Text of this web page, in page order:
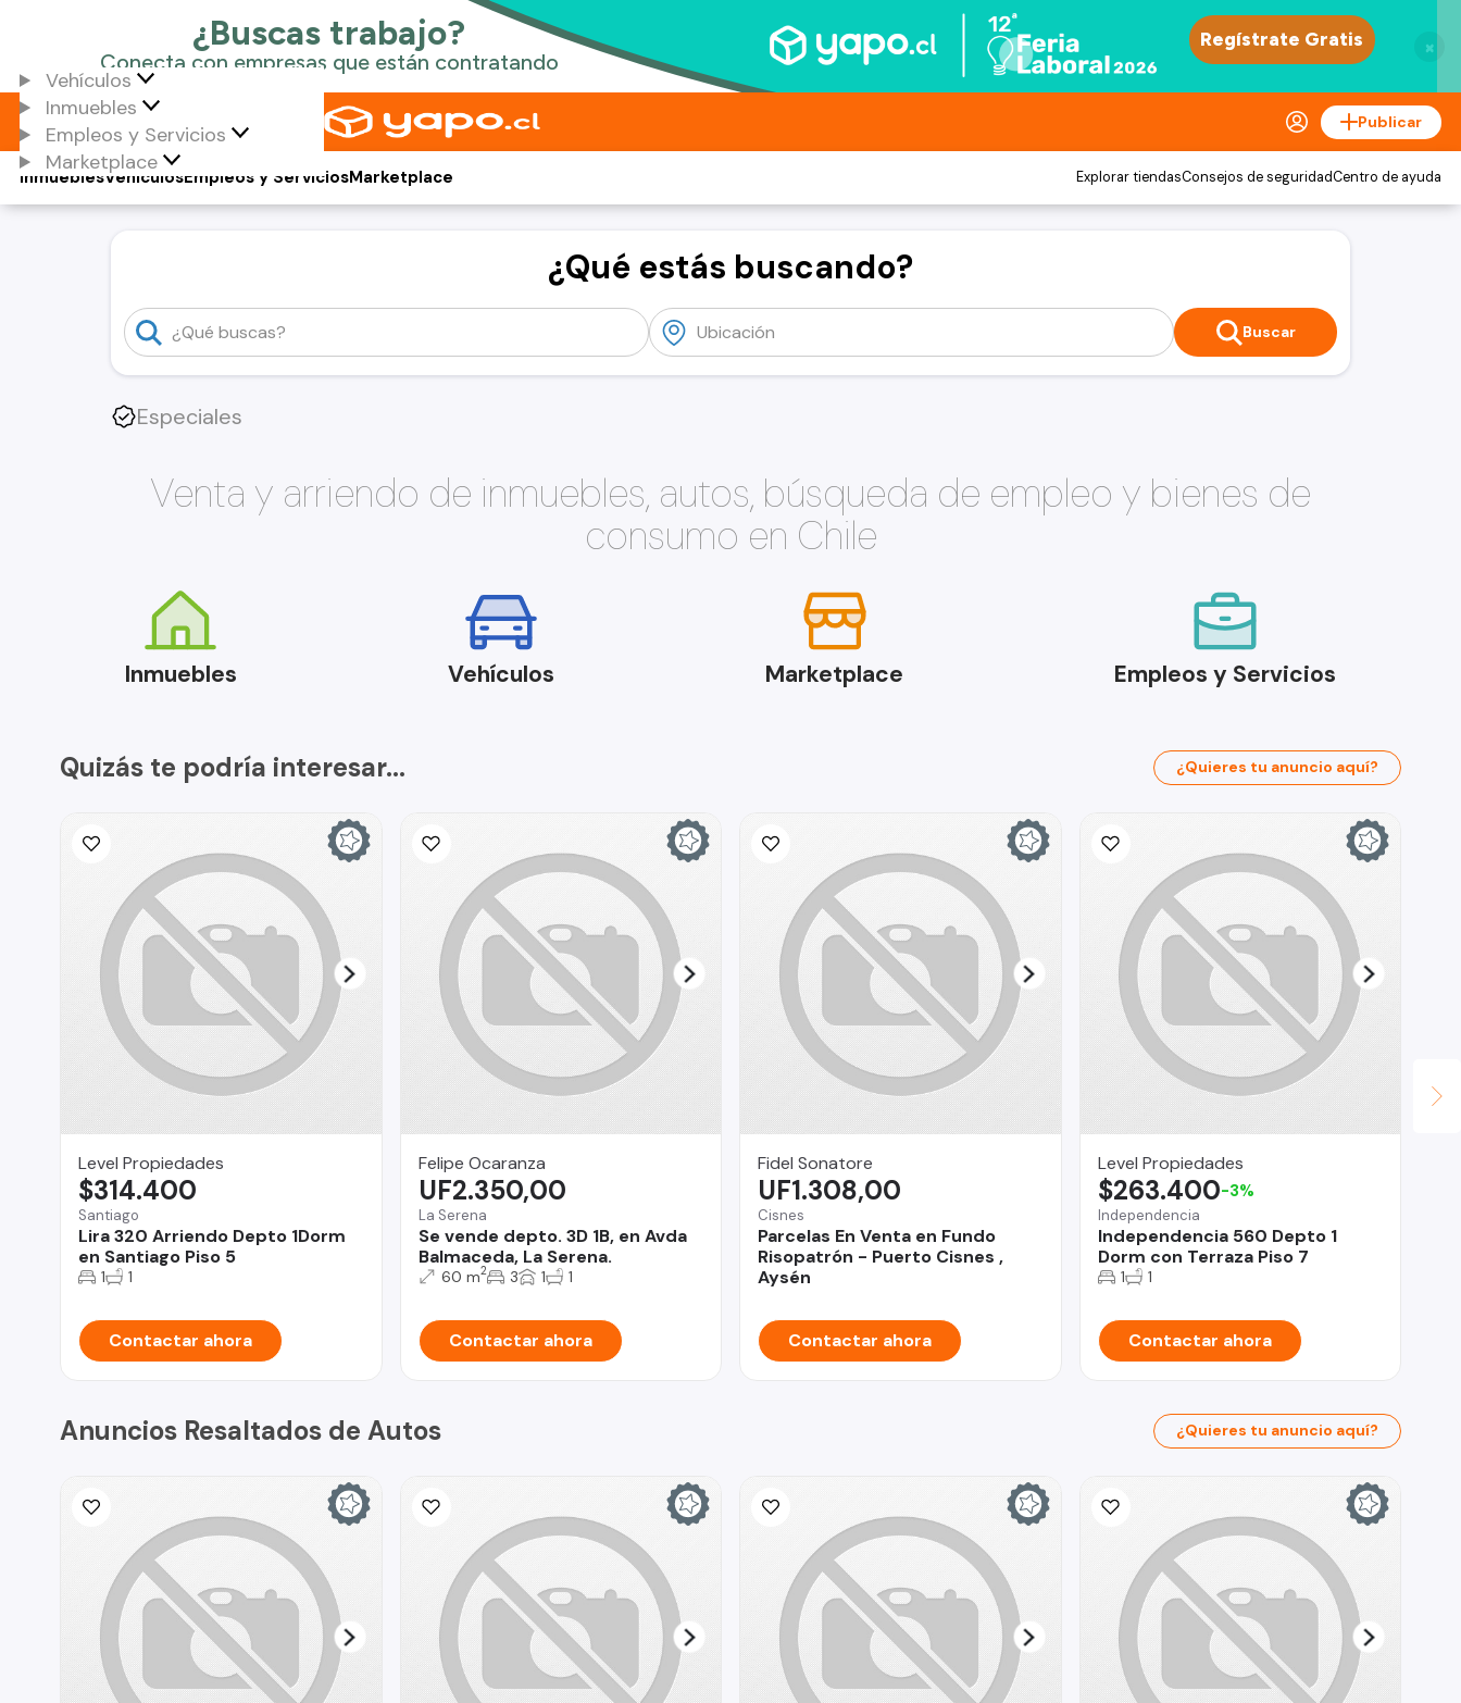
×
Vehículos
Inmuebles
Empleos y Servicios
Marketplace
Publicar
Vehículos
Inmuebles Empleos y ServiciosMarketplace Explorar tiendasConsejos de seguridadCentro de ayuda
¿Qué estás buscando?
Buscar
Especiales
Venta y arriendo de inmuebles, autos, búsqueda de empleo y bienes de
consumo en Chile
Inmuebles Vehículos Marketplace Empleos y Servicios
Quizás te podría interesar... ¿Quieres tu anuncio aquí?
Level Propiedades
Santiago
Lira 320 Arriendo Depto 1Dorm
en Santiago Piso 5
$314.400
1 1
Contactar ahora
Felipe Ocaranza
La Serena
Se vende depto. 3D 1B, en Avda
Balmaceda, La Serena.
UF2.350,00
60 m2 3 1 1
Contactar ahora
Fidel Sonatore
Cisnes
Parcelas En Venta en Fundo
Risopatrón - Puerto Cisnes ,
Aysén
UF1.308,00
Contactar ahora
Level Propiedades
Independencia
Independencia 560 Depto 1
Dorm con Terraza Piso 7
$263.400-3%
1 1
Contactar ahora
Anuncios Resaltados de Autos ¿Quieres tu anuncio aquí?